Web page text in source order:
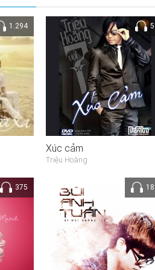
1.294
Xúc cảm
Triệu Hoàng
375